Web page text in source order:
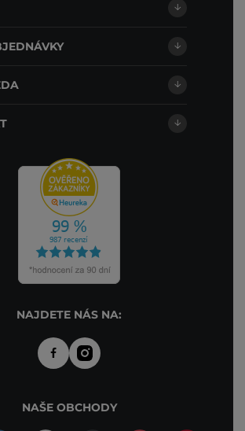
NAJDETE NÁS NA:
NAŠE OBCHODY